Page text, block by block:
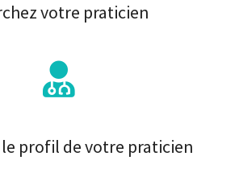
votre praticien
profil de votre praticien